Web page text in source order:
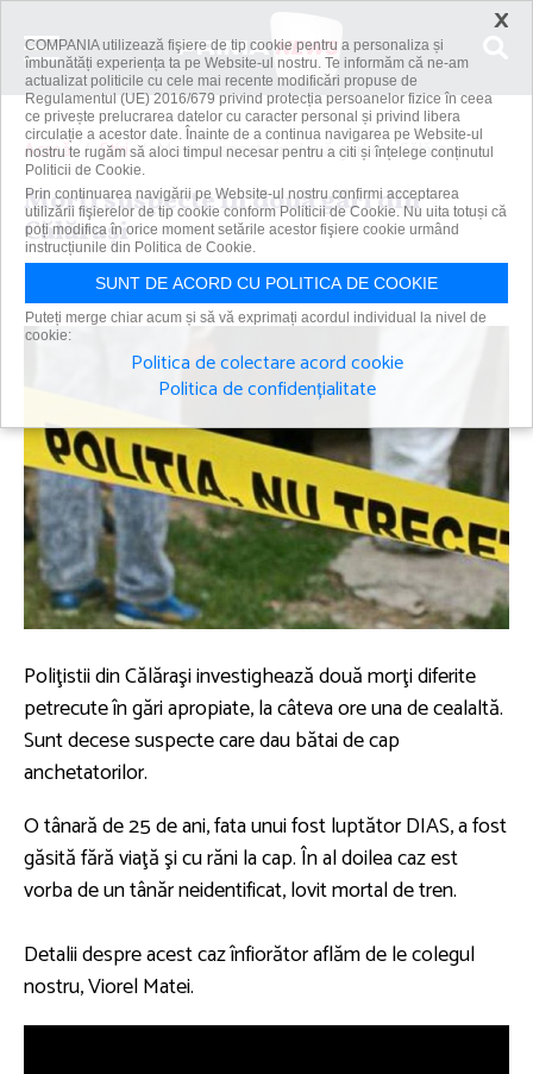
Acasă Știri Morţi suspecte în două gări din Călăraşi
Morţi suspecte în două gări din
Călăraşi
Primanews | 7 sep 2023
Poliţistii din Călăraşi investighează două morţi diferite
petrecute în gări apropiate, la câteva ore una de cealaltă.
Sunt decese suspecte care dau bătai de cap
anchetatorilor.
O tânară de 25 de ani, fata unui fost luptător DIAS, a fost
găsită fără viaţă şi cu răni la cap. În al doilea caz est
vorba de un tânăr neidentificat, lovit mortal de tren.
Detalii despre acest caz înfiorător aflăm de le colegul
nostru, Viorel Matei.
×
COMPANIA utilizează fişiere de tip cookie pentru a personaliza și
îmbunătăți experiența ta pe Website-ul nostru. Te informăm că ne-am
actualizat politicile cu cele mai recente modificări propuse de
Regulamentul (UE) 2016/679 privind protecția persoanelor fizice în ceea
ce privește prelucrarea datelor cu caracter personal și privind libera
circulație a acestor date. Înainte de a continua navigarea pe Website-ul
nostru te rugăm să aloci timpul necesar pentru a citi și înțelege conținutul
Politicii de Cookie.
Prin continuarea navigării pe Website-ul nostru confirmi acceptarea
utilizării fişierelor de tip cookie conform Politicii de Cookie. Nu uita totuși că
poți modifica în orice moment setările acestor fişiere cookie urmând
instrucțiunile din Politica de Cookie.
SUNT DE ACORD CU POLITICA DE COOKIE
Puteți merge chiar acum și să vă exprimați acordul individual la nivel de
cookie:
Politica de colectare acord cookie
Politica de confidențialitate